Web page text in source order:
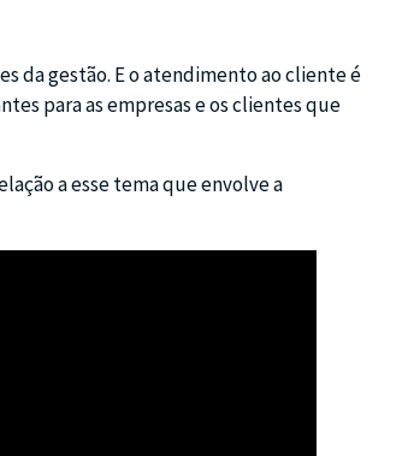
da gestão. E o atendimento ao cliente é
para as empresas e os clientes que
a esse tema que envolve a